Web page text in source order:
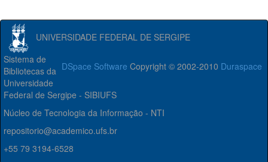
UNIVERSIDADE FEDERAL DE SERGIPE
DSpace Software Copyright © 2002-2010 Duraspace
Sistema de
Bibliotecas da
Universidade
Federal de Sergipe - SIBIUFS
Núcleo de Tecnologia da Informação - NTI
repositorio@academico.ufs.br
+55 79 3194-6528